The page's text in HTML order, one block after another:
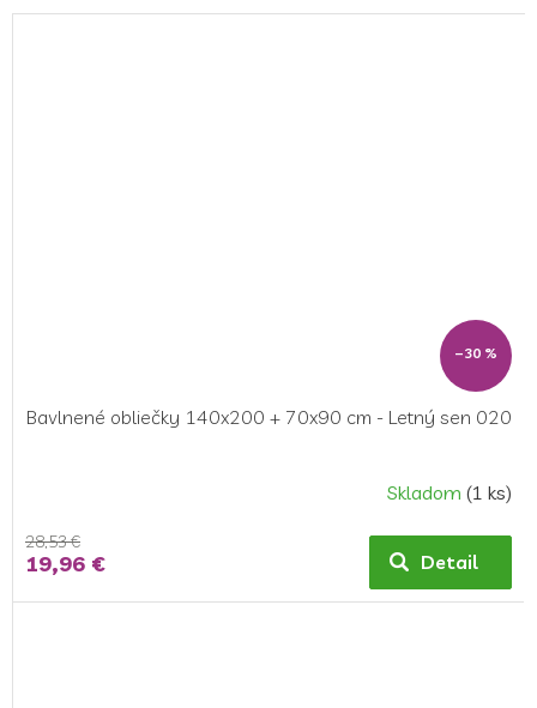
–30 %
Bavlnené obliečky 140x200 + 70x90 cm - Letný sen 020
Skladom (1 ks)
28,53 €
19,96 € Detail